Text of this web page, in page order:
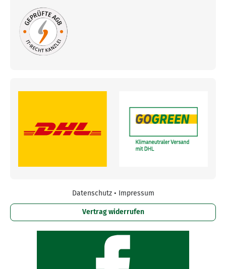
Datenschutz • Impressum
Vertrag widerrufen